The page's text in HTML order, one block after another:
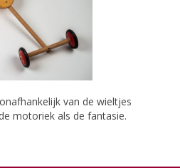
van de wieltjes
motoriek als de fantasie.